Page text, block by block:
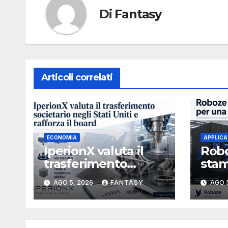
Di Fantasy
Articoli correlati
ECONOMIA
IperionX valuta il
trasferimento
societario negli Stati
Uniti e rafforza il
board, ha nominato
AGO 5, 2026 FANTASY
3UAGO